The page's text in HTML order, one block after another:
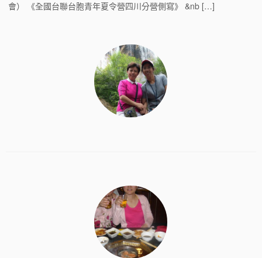
會） 《全國台聯台胞青年夏令營四川分營側寫》 &nb […]